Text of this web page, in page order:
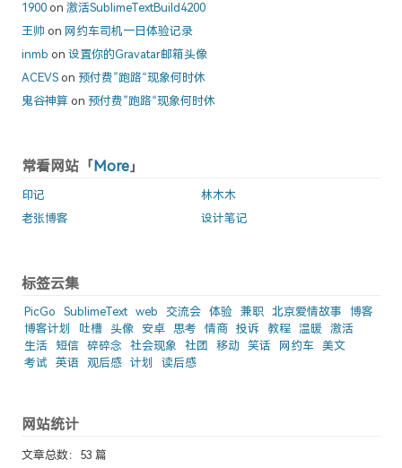
1900 on 激活SublimeTextBuild4200
王帅 on 网约车司机一日体验记录
inmb on 设置你的Gravatar邮箱头像
ACEVS on 预付费”跑路“现象何时休
鬼谷神算 on 预付费”跑路“现象何时休
常看网站「 More 」
印记
林木木
老张博客
设计笔记
标签云集
PicGo SublimeText web 交流会 体验 兼职 北京爱情故事
博客
博客计划
吐槽 头像 安卓 思考 情商 投诉 教程 温暖 激活
生活
短信 碎碎念 社会现象 社团 移动 笑话 网约车 美文
考试 英语 观后感 计划 读后感
网站统计
文章总数：53 篇